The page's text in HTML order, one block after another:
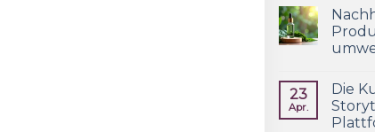
23
Apr.
Die